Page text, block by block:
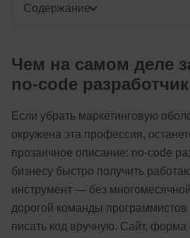
Содержание
Чем на самом деле
no-code разработчик
Если убрать маркетинговую
окружена эта профессия,
прозаичное описание: no-code
бизнесу быстро получить
инструмент — без
дорогой команды программистов
писать код вручную. Сайт, форма